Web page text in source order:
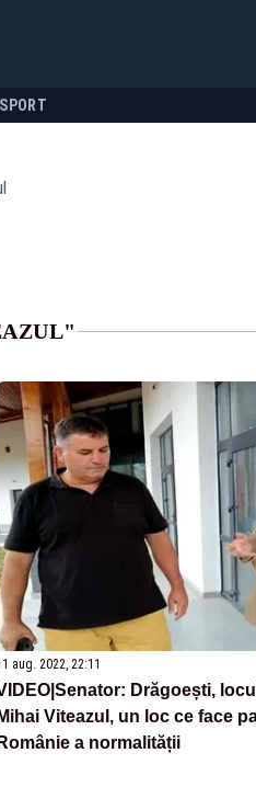
SPORT
aug. 2022, 22:11
Drăgoești,
Mihai Viteazul, un loc ce face
Românie a normalității